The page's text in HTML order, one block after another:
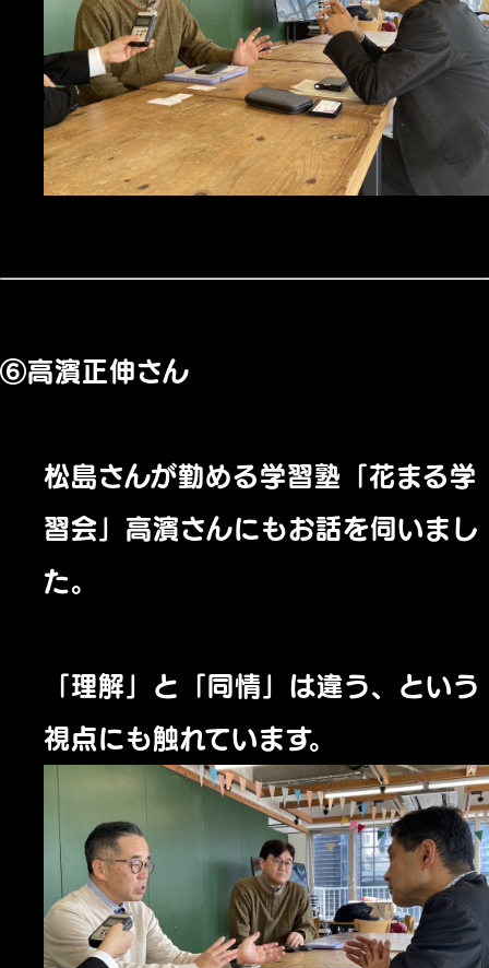
⑥高濱正伸さん
松島さんが勤める学習塾「花まる学
習会」高濱さんにもお話を伺いまし
た。
「理解」と「同情」は違う、という
視点にも触れています。